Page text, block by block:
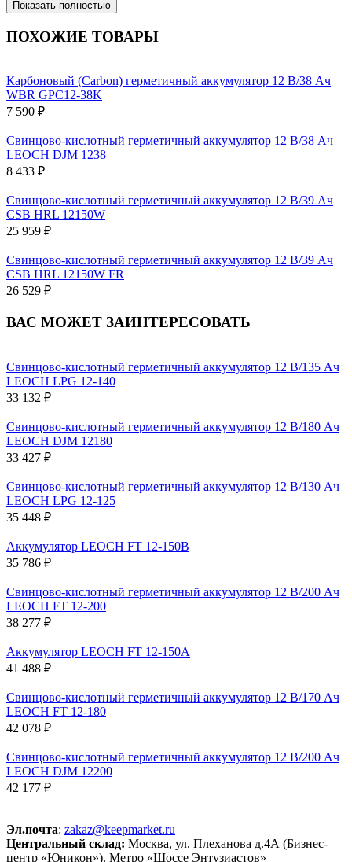
Показать полностью
ПОХОЖИЕ ТОВАРЫ
Карбоновый (Carbon) герметичный аккумулятор 12 В/38 Ач
WBR GPC12-38K
7 590 ₽
Свинцово-кислотный герметичный аккумулятор 12 В/38 Ач
LEOCH DJM 1238
8 433 ₽
Свинцово-кислотный герметичный аккумулятор 12 В/39 Ач
CSB HRL 12150W
25 959 ₽
Свинцово-кислотный герметичный аккумулятор 12 В/39 Ач
CSB HRL 12150W FR
26 529 ₽
ВАС МОЖЕТ ЗАИНТЕРЕСОВАТЬ
Свинцово-кислотный герметичный аккумулятор 12 В/135 Ач
LEOCH LPG 12-140
33 132 ₽
Свинцово-кислотный герметичный аккумулятор 12 В/180 Ач
LEOCH DJM 12180
33 427 ₽
Свинцово-кислотный герметичный аккумулятор 12 В/130 Ач
LEOCH LPG 12-125
35 448 ₽
Аккумулятор LEOCH FT 12-150B
35 786 ₽
Свинцово-кислотный герметичный аккумулятор 12 В/200 Ач
LEOCH FT 12-200
38 277 ₽
Аккумулятор LEOCH FT 12-150A
41 488 ₽
Свинцово-кислотный герметичный аккумулятор 12 В/170 Ач
LEOCH FT 12-180
42 078 ₽
Свинцово-кислотный герметичный аккумулятор 12 В/200 Ач
LEOCH DJM 12200
42 177 ₽
Эл.почта: zakaz@keepmarket.ru
Центральный склад: Москва, ул. Плеханова д.4А (Бизнес-
центр «Юникон»). Метро «Шоссе Энтузиастов»